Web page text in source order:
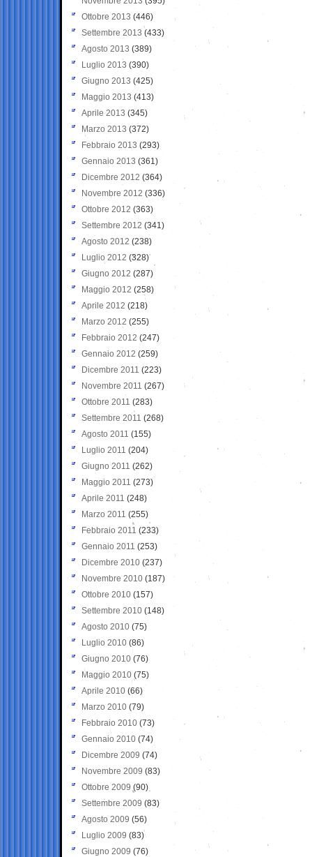
Ottobre 2013 (446)
Settembre 2013 (433)
Agosto 2013 (389)
Luglio 2013 (390)
Giugno 2013 (425)
Maggio 2013 (413)
Aprile 2013 (345)
Marzo 2013 (372)
Febbraio 2013 (293)
Gennaio 2013 (361)
Dicembre 2012 (364)
Novembre 2012 (336)
Ottobre 2012 (363)
Settembre 2012 (341)
Agosto 2012 (238)
Luglio 2012 (328)
Giugno 2012 (287)
Maggio 2012 (258)
Aprile 2012 (218)
Marzo 2012 (255)
Febbraio 2012 (247)
Gennaio 2012 (259)
Dicembre 2011 (223)
Novembre 2011 (267)
Ottobre 2011 (283)
Settembre 2011 (268)
Agosto 2011 (155)
Luglio 2011 (204)
Giugno 2011 (262)
Maggio 2011 (273)
Aprile 2011 (248)
Marzo 2011 (255)
Febbraio 2011 (233)
Gennaio 2011 (253)
Dicembre 2010 (237)
Novembre 2010 (187)
Ottobre 2010 (157)
Settembre 2010 (148)
Agosto 2010 (75)
Luglio 2010 (86)
Giugno 2010 (76)
Maggio 2010 (75)
Aprile 2010 (66)
Marzo 2010 (79)
Febbraio 2010 (73)
Gennaio 2010 (74)
Dicembre 2009 (74)
Novembre 2009 (83)
Ottobre 2009 (90)
Settembre 2009 (83)
Agosto 2009 (56)
Luglio 2009 (83)
Giugno 2009 (76)